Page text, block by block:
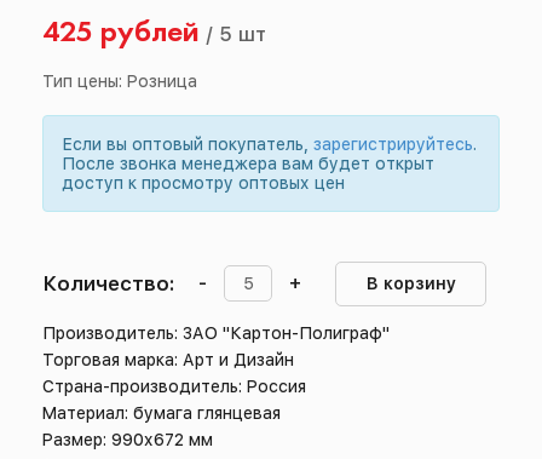
425 рублей / 5 шт
Тип цены: Розница
Если вы оптовый покупатель, зарегистрируйтесь.
После звонка менеджера вам будет открыт
доступ к просмотру оптовых цен
Количество: - + В корзину
Производитель: ЗАО "Картон-Полиграф"
Торговая марка: Арт и Дизайн
Страна-производитель: Россия
Материал: бумага глянцевая
Размер: 990х672 мм